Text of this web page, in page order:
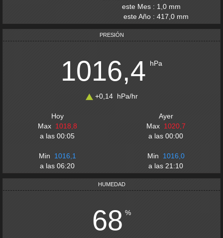
este Mes : 1,0 mm
este Año : 417,0 mm
PRESIÓN
1016,4 hPa
+0,14 hPa/hr
Hoy
Ayer
Max 1018,8 Max 1020,7
a las 00:05 a las 00:00
Min 1016,1 Min
1016,0
a las 06:20 a las 21:10
HUMEDAD
68 %